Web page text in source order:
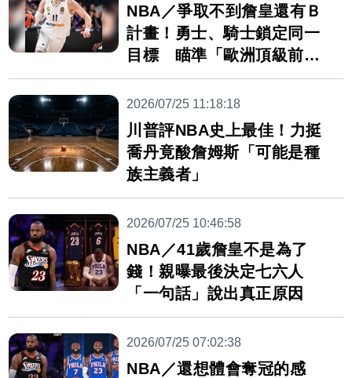
NBA／爭取不到詹皇還有Ｂ
計畫！勇士、騎士鎖定同一
目標 瞄準「歐洲頂級前
鋒」
2026/07/25 11:18:18
川普評NBA史上最佳！力挺
喬丹竟酸詹姆斯「可能是種
族主義者」
2026/07/25 10:46:58
NBA／41歲詹皇不是為了
錢！親曝最後決定七六人
「一句話」說出真正原因
2026/07/25 07:02:38
NBA／還想體會奪冠的感